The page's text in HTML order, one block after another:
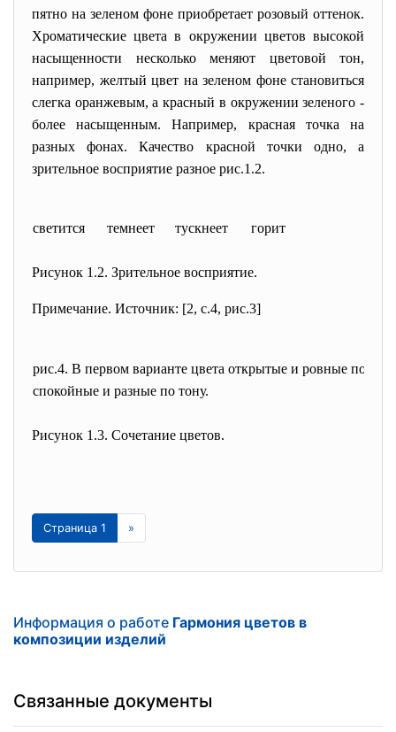
пятно на зеленом фоне приобретает розовый оттенок.
Хроматические цвета в окружении цветов высокой
насыщенности несколько меняют цветовой тон,
например, желтый цвет на зеленом фоне становиться
слегка оранжевым, а красный в окружении зеленого -
более насыщенным. Например, красная точка на
разных фонах. Качество красной точки одно, а
зрительное восприятие разное рис.1.2.
светится темнеет тускнеет горит
Рисунок 1.2. Зрительное восприятие.
Примечание. Источник: [2, с.4, рис.3]
рис.4. В первом варианте цвета открытые и ровные по
спокойные и разные по тону.
Рисунок 1.3. Сочетание цветов.
Страница 1 »
Информация о работе Гармония цветов в
композиции изделий
Связанные документы